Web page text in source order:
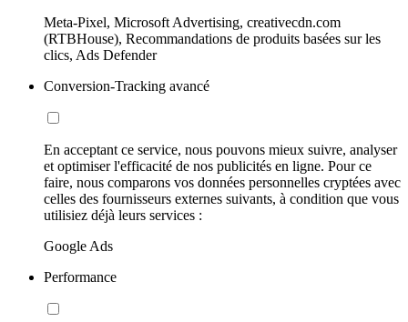
Meta-Pixel, Microsoft Advertising, creativecdn.com
(RTBHouse), Recommandations de produits basées sur les
clics, Ads Defender
Conversion-Tracking avancé
En acceptant ce service, nous pouvons mieux suivre, analyser
et optimiser l'efficacité de nos publicités en ligne. Pour ce
faire, nous comparons vos données personnelles cryptées avec
celles des fournisseurs externes suivants, à condition que vous
utilisiez déjà leurs services :
Google Ads
Performance